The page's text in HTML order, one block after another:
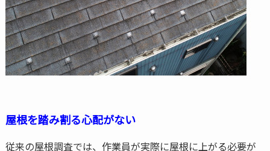
屋根を踏み割る心配がない
従来の屋根調査では、作業員が実際に屋根に上がる必要が